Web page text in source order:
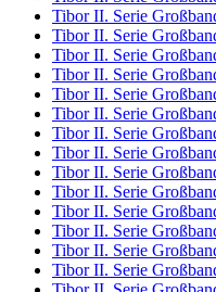
Tibor II. Serie
Tibor II. Serie
Tibor II. Serie
Tibor II. Serie
Tibor II. Serie
Tibor II. Serie
Tibor II. Serie
Tibor II. Serie
Tibor II. Serie
Tibor II. Serie
Tibor II. Serie
Tibor II. Serie
Tibor II. Serie
Tibor II. Serie